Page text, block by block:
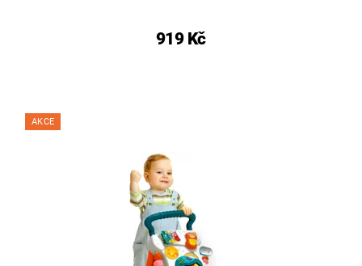
919 Kč
AKCE